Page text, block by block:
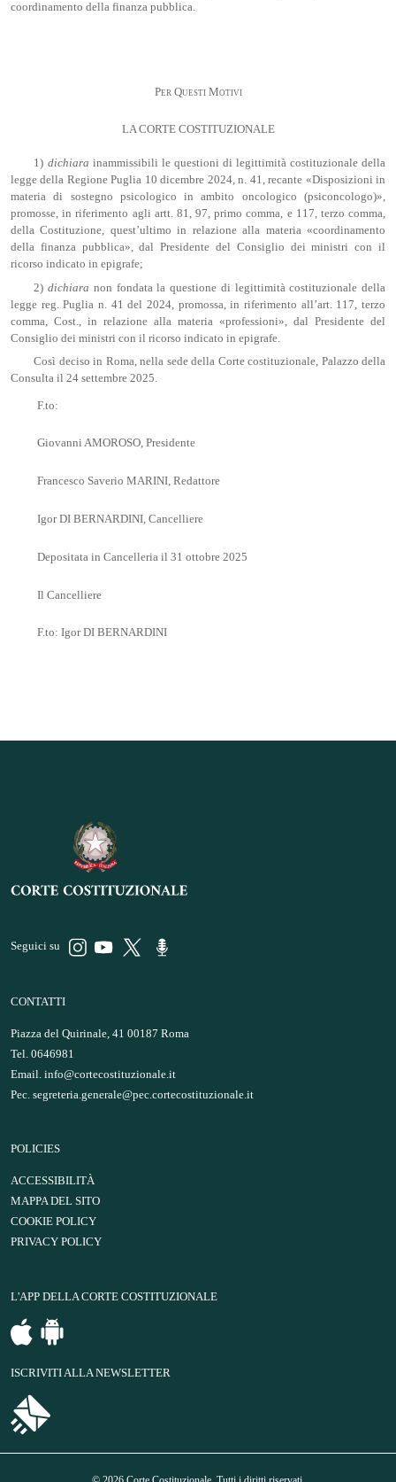
coordinamento della finanza pubblica.
Per Questi Motivi
LA CORTE COSTITUZIONALE
1) dichiara inammissibili le questioni di legittimità costituzionale della
legge della Regione Puglia 10 dicembre 2024, n. 41, recante «Disposizioni in
materia di sostegno psicologico in ambito oncologico (psiconcologo)»,
promosse, in riferimento agli artt. 81, 97, primo comma, e 117, terzo comma,
della Costituzione, quest’ultimo in relazione alla materia «coordinamento
della finanza pubblica», dal Presidente del Consiglio dei ministri con il
ricorso indicato in epigrafe;
2) dichiara non fondata la questione di legittimità costituzionale della
legge reg. Puglia n. 41 del 2024, promossa, in riferimento all’art. 117, terzo
comma, Cost., in relazione alla materia «professioni», dal Presidente del
Consiglio dei ministri con il ricorso indicato in epigrafe.
Così deciso in Roma, nella sede della Corte costituzionale, Palazzo della
Consulta il 24 settembre 2025.
F.to:
Giovanni AMOROSO, Presidente
Francesco Saverio MARINI, Redattore
Igor DI BERNARDINI, Cancelliere
Depositata in Cancelleria il 31 ottobre 2025
Il Cancelliere
F.to: Igor DI BERNARDINI
Seguici su
CONTATTI
Piazza del Quirinale, 41 00187 Roma
Tel. 0646981
Email. info@cortecostituzionale.it
Pec. segreteria.generale@pec.cortecostituzionale.it
POLICIES
ACCESSIBILITÀ
MAPPA DEL SITO
COOKIE POLICY
PRIVACY POLICY
L'APP DELLA CORTE COSTITUZIONALE
ISCRIVITI ALLA NEWSLETTER